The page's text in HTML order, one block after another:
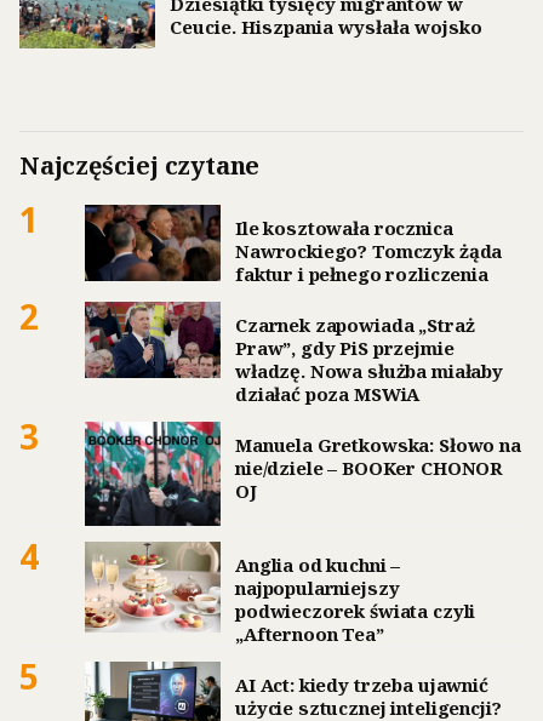
Ceucie. Hiszpania wysłała wojsko
Najczęściej czytane
1
Ile kosztowała rocznica
Nawrockiego? Tomczyk żąda
faktur i pełnego rozliczenia
2
Czarnek zapowiada „Straż
Praw”, gdy PiS przejmie
władzę. Nowa służba miałaby
działać poza MSWiA
3
Manuela Gretkowska: Słowo na
nie/dziele – BOOKer CHONOR
OJ
4
Anglia od kuchni –
najpopularniejszy
podwieczorek świata czyli
„Afternoon Tea”
5
AI Act: kiedy trzeba ujawnić
użycie sztucznej inteligencji?